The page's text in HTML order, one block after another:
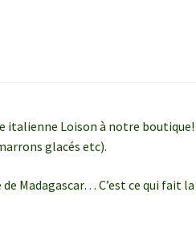
italienne Loison à notre boutique!
glacés etc).
Madagascar… C’est ce qui fait la